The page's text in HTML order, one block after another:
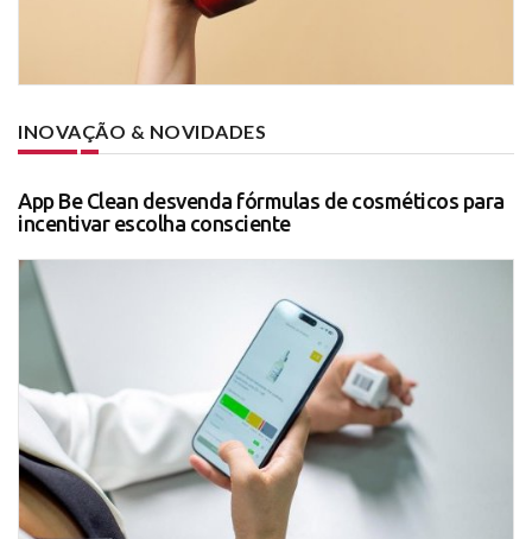
INOVAÇÃO & NOVIDADES
App Be Clean desvenda fórmulas de cosméticos para
incentivar escolha consciente